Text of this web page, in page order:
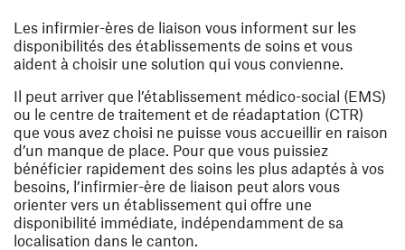
Les infirmier-ères de liaison vous informent sur les
disponibilités des établissements de soins et vous
aident à choisir une solution qui vous convienne.
Il peut arriver que l’établissement médico-social (EMS)
ou le centre de traitement et de réadaptation (CTR)
que vous avez choisi ne puisse vous accueillir en raison
d’un manque de place. Pour que vous puissiez
bénéficier rapidement des soins les plus adaptés à vos
besoins, l’infirmier-ère de liaison peut alors vous
orienter vers un établissement qui offre une
disponibilité immédiate, indépendamment de sa
localisation dans le canton.